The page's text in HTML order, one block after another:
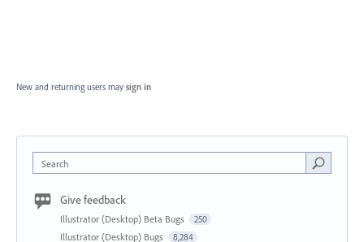
New and returning users may sign in
Search
Give feedback
Illustrator (Desktop) Beta Bugs 250
Illustrator (Desktop) Bugs 8,284